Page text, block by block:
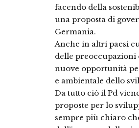
facendo della
una proposta di
Germania.
Anche in altri paesi
delle preoccupazioni
nuove opportunità
e ambientale dello
Da tutto ciò il Pd
proposte per lo
sempre più chiaro